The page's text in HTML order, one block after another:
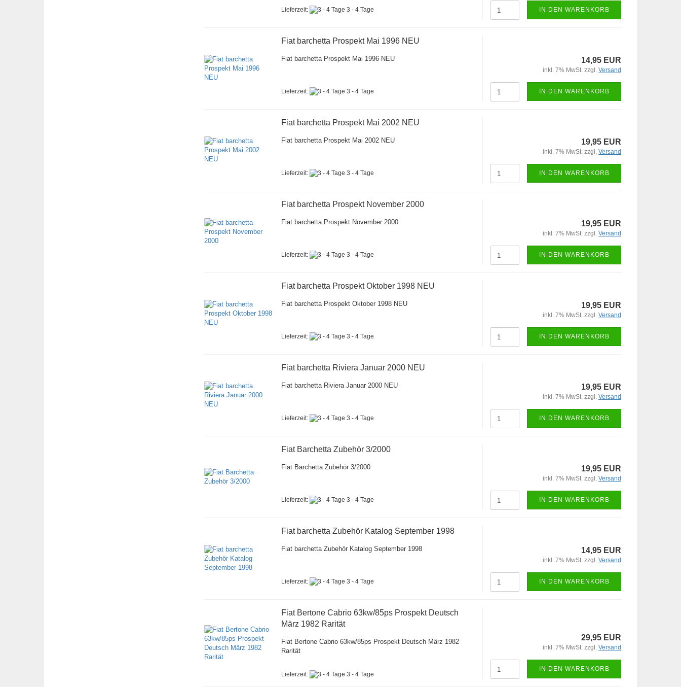
Lieferzeit: 3 - 4 Tage IN DEN WARENKORB
Fiat barchetta Prospekt Mai 1996 NEU
Fiat barchetta Prospekt Mai 1996 NEU
Lieferzeit: 3 - 4 Tage
14,95 EUR
inkl. 7% MwSt. zzgl. Versand
IN DEN WARENKORB
Fiat barchetta Prospekt Mai 2002 NEU
Fiat barchetta Prospekt Mai 2002 NEU
Lieferzeit: 3 - 4 Tage
19,95 EUR
inkl. 7% MwSt. zzgl. Versand
IN DEN WARENKORB
Fiat barchetta Prospekt November 2000
Fiat barchetta Prospekt November 2000
Lieferzeit: 3 - 4 Tage
19,95 EUR
inkl. 7% MwSt. zzgl. Versand
IN DEN WARENKORB
Fiat barchetta Prospekt Oktober 1998 NEU
Fiat barchetta Prospekt Oktober 1998 NEU
Lieferzeit: 3 - 4 Tage
19,95 EUR
inkl. 7% MwSt. zzgl. Versand
IN DEN WARENKORB
Fiat barchetta Riviera Januar 2000 NEU
Fiat barchetta Riviera Januar 2000 NEU
Lieferzeit: 3 - 4 Tage
19,95 EUR
inkl. 7% MwSt. zzgl. Versand
IN DEN WARENKORB
Fiat Barchetta Zubehör 3/2000
Fiat Barchetta Zubehör 3/2000
Lieferzeit: 3 - 4 Tage
19,95 EUR
inkl. 7% MwSt. zzgl. Versand
IN DEN WARENKORB
Fiat barchetta Zubehör Katalog September 1998
Fiat barchetta Zubehör Katalog September 1998
Lieferzeit: 3 - 4 Tage
14,95 EUR
inkl. 7% MwSt. zzgl. Versand
IN DEN WARENKORB
Fiat Bertone Cabrio 63kw/85ps Prospekt Deutsch
März 1982 Rarität
Fiat Bertone Cabrio 63kw/85ps Prospekt Deutsch März 1982
Rarität
Lieferzeit: 3 - 4 Tage
29,95 EUR
inkl. 7% MwSt. zzgl. Versand
IN DEN WARENKORB